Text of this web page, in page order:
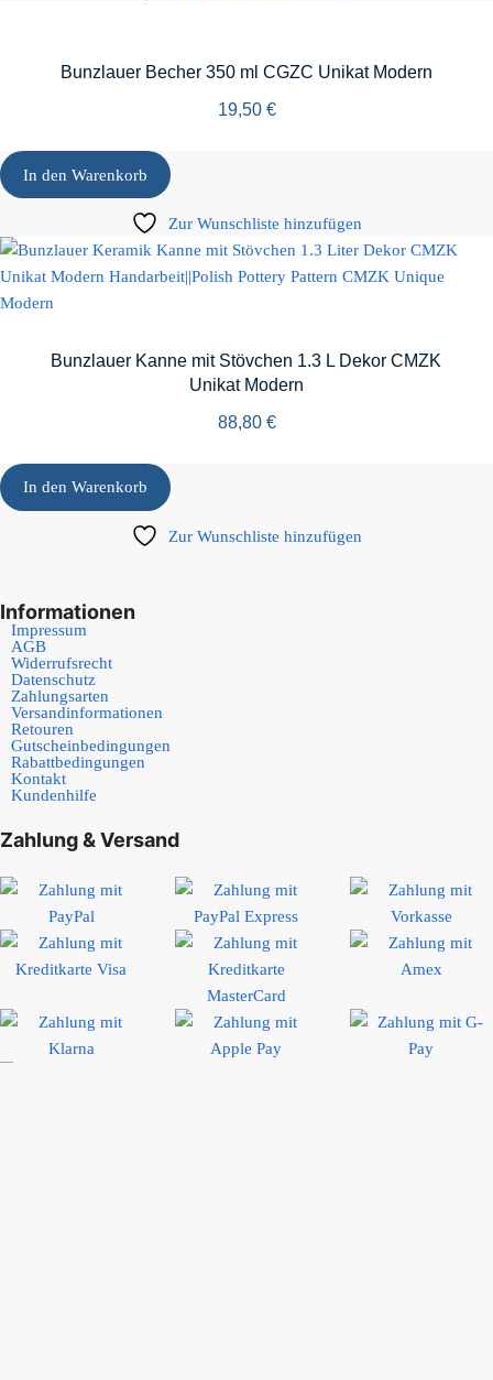
Bunzlauer Becher 350 ml CGZC Unikat Modern
19,50 €
In den Warenkorb
Zur Wunschliste hinzufügen
Bunzlauer Kanne mit Stövchen 1.3 L Dekor CMZK
Unikat Modern
88,80 €
In den Warenkorb
Zur Wunschliste hinzufügen
Informationen
Impressum
AGB
Widerrufsrecht
Datenschutz
Zahlungsarten
Versandinformationen
Retouren
Gutscheinbedingungen
Rabattbedingungen
Kontakt
Kundenhilfe
Zahlung & Versand